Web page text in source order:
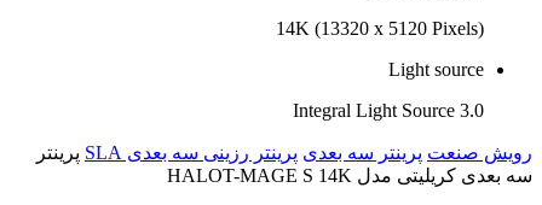
14K (13320 x 5120 Pixels)
Light source
Integral Light Source 3.0
رویش صنعت پرینتر سه بعدی پرینتر رزینی سه بعدی SLA
پرینتر
سه بعدی کریلیتی مدل HALOT-MAGE S 14K